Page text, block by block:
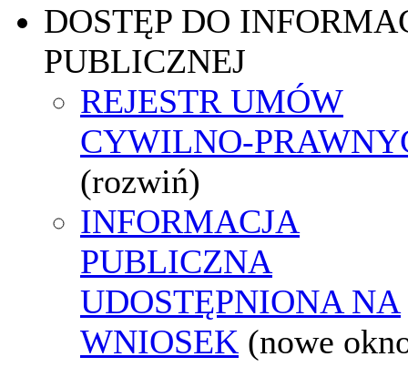
DOSTĘP DO
PUBLICZNEJ
REJESTR UMÓW
CYWILNO-
(rozwiń)
INFORMACJA
PUBLICZNA
UDOSTĘPNIONA NA
WNIOSEK (nowe